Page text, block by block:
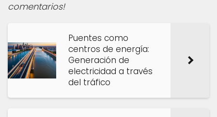
comentarios!
Puentes como
centros de energía:
Generación de
electricidad a través
del tráfico